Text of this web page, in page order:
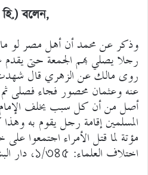
হি.)বলেন,
وذكر عن محمد أن أهل مصر لو
رجلا يصلي بهم الجمعة حتى يقدم
روى مالك عن الزهري قال
عنه وعثمان محصور فجاء
أصل من أن كل سبب يخلف
المسلمين إقامة رجل يقوم به
مؤتة لما قتل الأمراء اجتمعوا
اختلاف العلماء: ১/৩৪৫، دار البشائر الإسلامية.